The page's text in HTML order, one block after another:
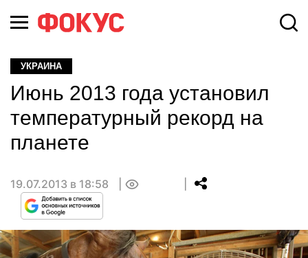
УКРАИНА
Июнь 2013 года установил
температурный рекорд на
планете
19.07.2013 в 18:58